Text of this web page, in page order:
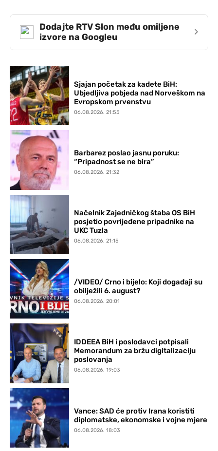
Dodajte RTV Slon među omiljene
izvore na Googleu
›
Sjajan početak za kadete BiH:
Ubjedljiva pobjeda nad Norveškom na
Evropskom prvenstvu
06.08.2026. 21:55
Barbarez poslao jasnu poruku:
“Pripadnost se ne bira”
06.08.2026. 21:32
Načelnik Zajedničkog štaba OS BiH
posjetio povrijeđene pripadnike na
UKC Tuzla
06.08.2026. 21:15
/VIDEO/ Crno i bijelo: Koji događaji su
obilježili 6. august?
06.08.2026. 20:01
IDDEEA BiH i poslodavci potpisali
Memorandum za bržu digitalizaciju
poslovanja
06.08.2026. 19:03
Vance: SAD će protiv Irana koristiti
diplomatske, ekonomske i vojne mjere
06.08.2026. 18:03